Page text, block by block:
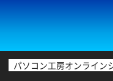
パソコン工房オンライン